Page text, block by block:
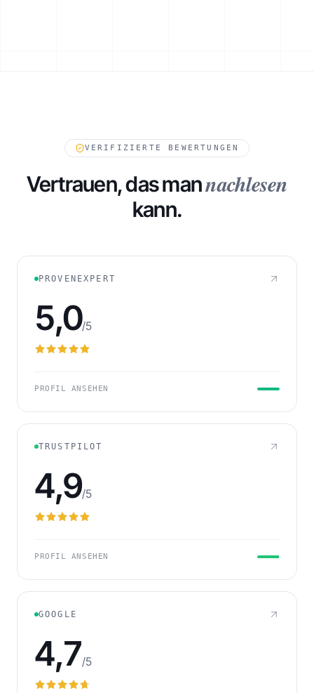
FORDERUNGEN IN WARTESTELLUNG
VERIFIZIERTE BEWERTUNGEN
Vertrauen, das mannachlesen
kann.
PROVENEXPERT
5,0/5
PROFIL ANSEHEN
TRUSTPILOT
4,9/5
PROFIL ANSEHEN
GOOGLE
4,7/5